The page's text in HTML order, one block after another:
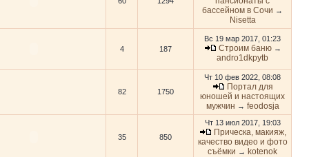
бассейном в Сочи →
Nisetta
4 187
Вс 19 мар 2017, 01:23
Строим баню→
andro1dkpytb
82 1750
Чт 10 фев 2022, 08:08
Портал для
юношей и настоящих
мужчин → feodosja
35 850
Чт 13 июл 2017, 19:03
Прическа, макияж,
качество видео и фото
съёмки → kotenok